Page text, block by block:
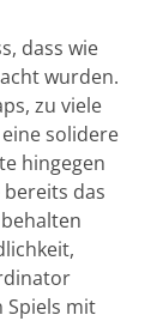
dass wie
wurden.
zu viele
solidere
hingegen
das
Spiels mit